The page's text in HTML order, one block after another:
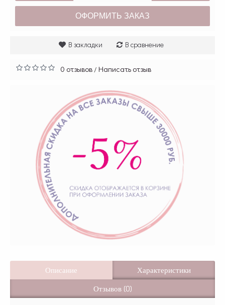
ОФОРМИТЬ ЗАКАЗ
В закладки В сравнение
0 отзывов/ Написать отзыв
Описание
Характеристики
Отзывов (0)